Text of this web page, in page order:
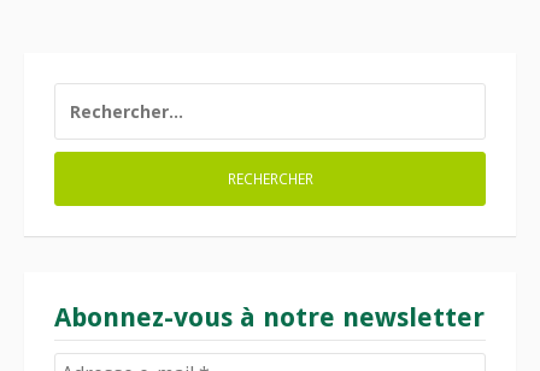
Abonnez-vous à notre newsletter